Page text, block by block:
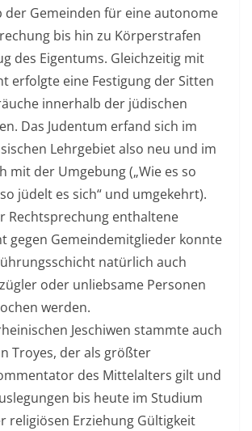
der Gemeinden für eine autonome
bis hin zu Körperstrafen
des Eigentums. Gleichzeitig mit
erfolgte eine Festigung der Sitten
innerhalb der jüdischen
Das Judentum erfand sich im
Lehrgebiet also neu und im
mit der Umgebung („Wie es so
jüdelt es sich“ und umgekehrt).
Rechtsprechung enthaltene
gegen Gemeindemitglieder konnte
natürlich auch
oder unliebsame Personen
werden.
Jeschiwen stammte auch
Troyes, der als größter
des Mittelalters gilt und
bis heute im Studium
religiösen Erziehung Gültigkeit